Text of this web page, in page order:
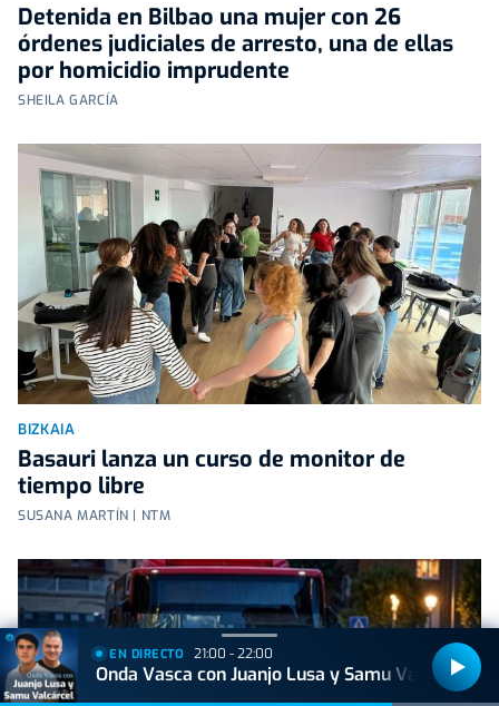
Detenida en Bilbao una mujer con 26
órdenes judiciales de arresto, una de ellas
por homicidio imprudente
SHEILA GARCÍA
BIZKAIA
Basauri lanza un curso de monitor de
tiempo libre
SUSANA MARTÍN | NTM
EN DIRECTO 21:00 - 22:00
Onda Vasca con Juanjo Lusa y Samu Valcárcel